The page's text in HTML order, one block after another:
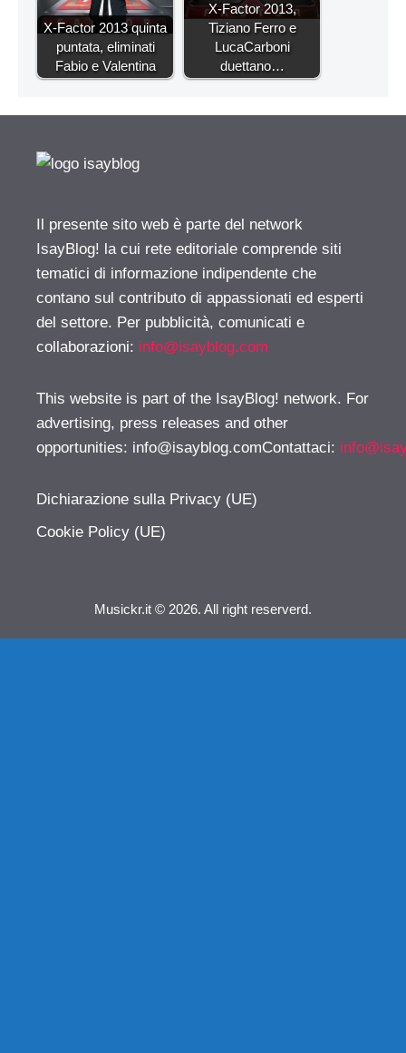
X-Factor 2013 quinta
puntata, eliminati
Fabio e Valentina
X-Factor 2013,
Tiziano Ferro e
LucaCarboni
duettano…
Il presente sito web è parte del network
IsayBlog! la cui rete editoriale comprende siti
tematici di informazione indipendente che
contano sul contributo di appassionati ed esperti
del settore. Per pubblicità, comunicati e
collaborazioni: info@isayblog.com
This website is part of the IsayBlog! network. For
advertising, press releases and other
opportunities: info@isayblog.comContattaci:
Dichiarazione sulla Privacy (UE)
Cookie Policy (UE)
Musickr.it © 2026. All right reserverd.